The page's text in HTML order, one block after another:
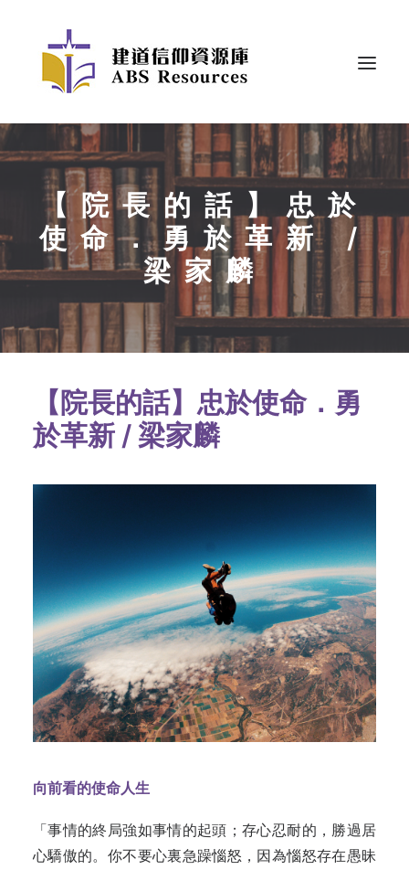
【院長的話】忠於
使命．勇於革新 /
梁家麟
【院長的話】忠於使命．勇
於革新 / 梁家麟
向前看的使命人生
「事情的終局強如事情的起頭；存心忍耐的，勝過居
心驕傲的。你不要心裏急躁惱怒，因為惱怒存在愚昧